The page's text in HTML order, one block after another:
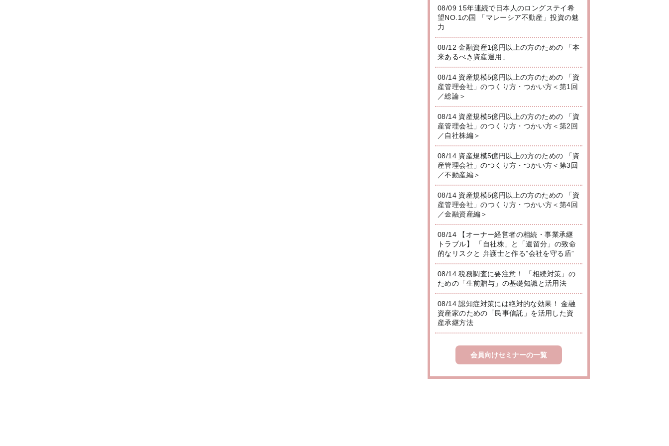
08/09 15年連続で日本人のロングステイ希
望NO.1の国 「マレーシア不動産」投資の魅
力
08/12 金融資産1億円以上の方のための 「本
来あるべき資産運用」
08/14 資産規模5億円以上の方のための 「資
産管理会社」のつくり方・つかい方＜第1回
／総論＞
08/14 資産規模5億円以上の方のための 「資
産管理会社」のつくり方・つかい方＜第2回
／自社株編＞
08/14 資産規模5億円以上の方のための 「資
産管理会社」のつくり方・つかい方＜第3回
／不動産編＞
08/14 資産規模5億円以上の方のための 「資
産管理会社」のつくり方・つかい方＜第4回
／金融資産編＞
08/14 【オーナー経営者の相続・事業承継
トラブル】 「自社株」と「遺留分」の致命
的なリスクと 弁護士と作る”会社を守る盾”
08/14 税務調査に要注意！ 「相続対策」の
ための「生前贈与」の基礎知識と活用法
08/14 認知症対策には絶対的な効果！ 金融
資産家のための「民事信託」を活用した資
産承継方法
会員向けセミナーの一覧